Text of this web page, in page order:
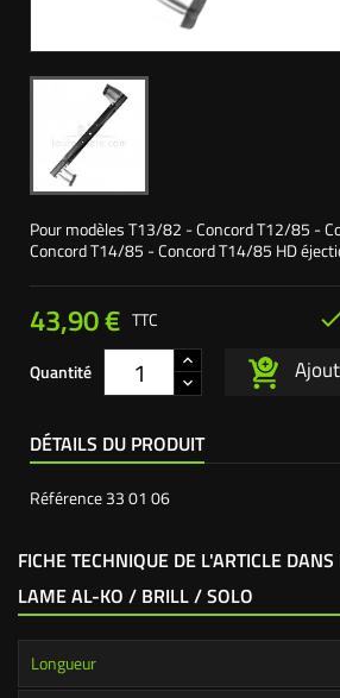
Pour modèlesT13/82 - Concord T12/85 -
Concord T14/85 - Concord T14/85 HD
43,90 € TTC
Quantité
DÉTAILS DU PRODUIT
Référence33 01 06
FICHE TECHNIQUE DE L'ARTICLE
LAME AL-KO / BRILL / SOLO
Longueur